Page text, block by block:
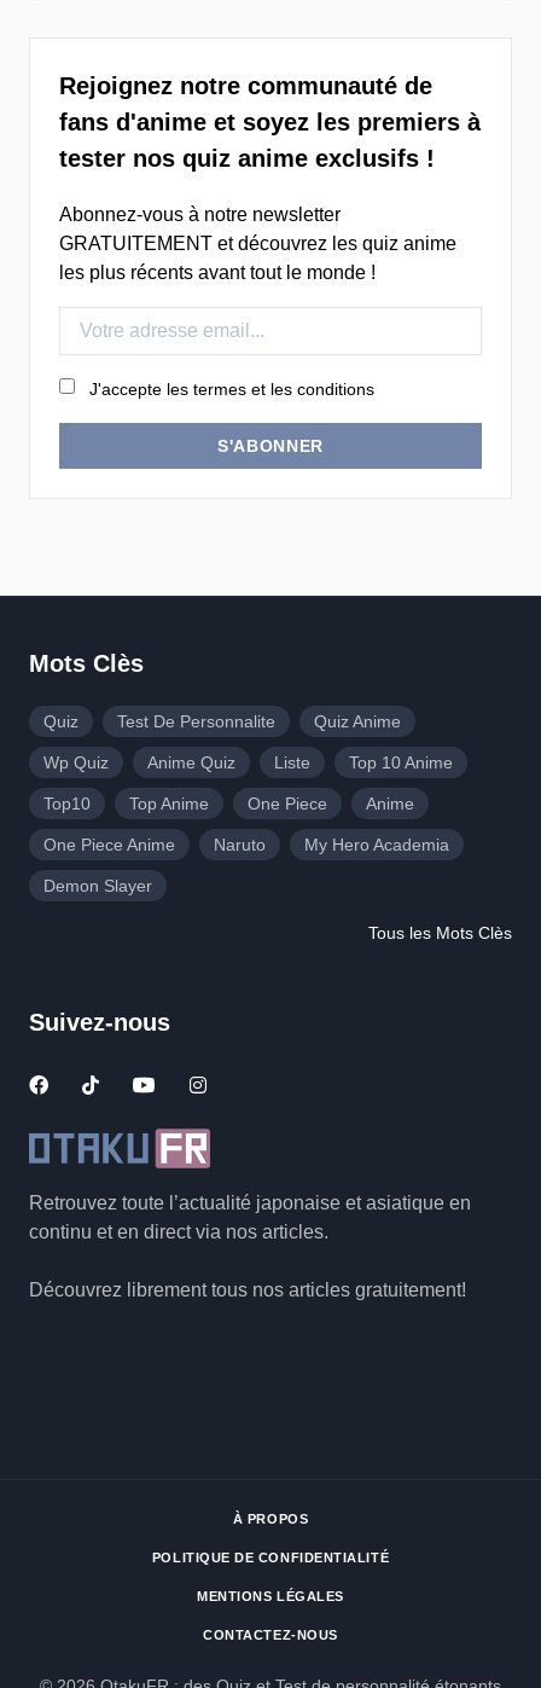
Rejoignez notre communauté de
fans d'anime et soyez les premiers à
tester nos quiz anime exclusifs !
Abonnez-vous à notre newsletter
GRATUITEMENT et découvrez les quiz anime
les plus récents avant tout le monde !
J'accepte les termes et les conditions
S'ABONNER
Retrouvez toute l’actualité japonaise et asiatique en
continu et en direct via nos articles.
Découvrez librement tous nos articles gratuitement!
Mots Clès
Quiz Test De Personnalite Quiz Anime
Wp Quiz Anime Quiz Liste Top 10 Anime
Top10 Top Anime One Piece Anime
One Piece Anime Naruto My Hero Academia
Demon Slayer
Tous les Mots Clès
Suivez-nous
À PROPOS
POLITIQUE DE CONFIDENTIALITÉ
MENTIONS LÉGALES
CONTACTEZ-NOUS